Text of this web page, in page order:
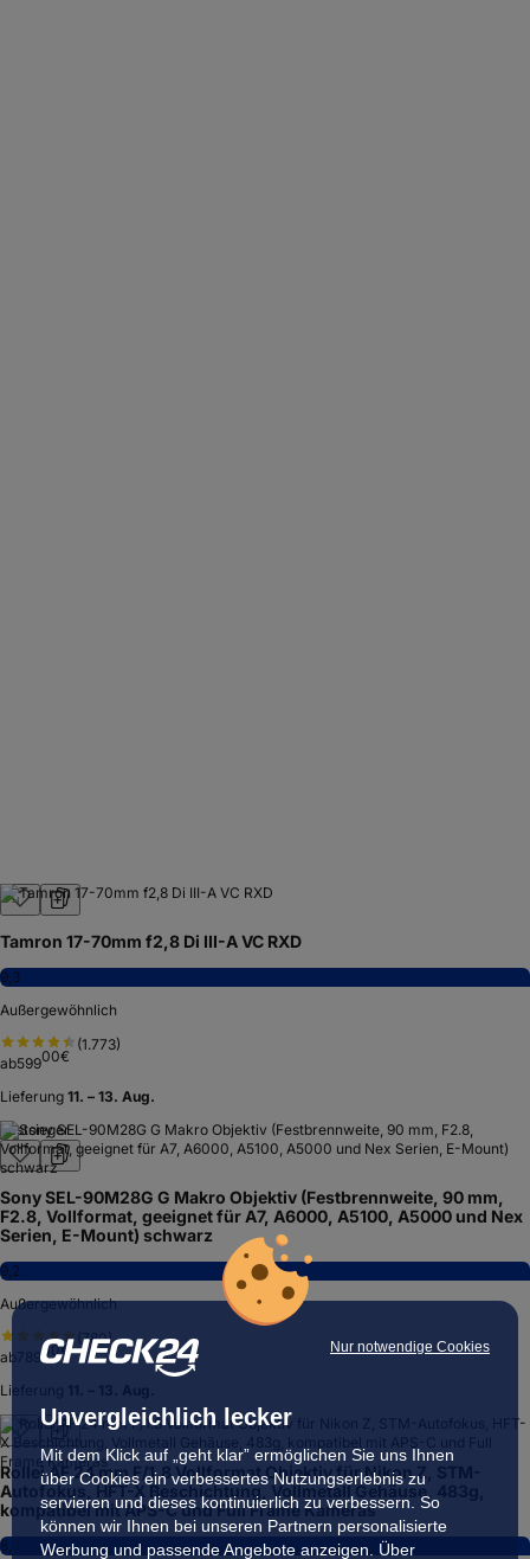
Nur notwendige Cookies
Unvergleichlich lecker
Mit dem Klick auf „geht klar” ermöglichen Sie uns Ihnen
über Cookies ein verbessertes Nutzungserlebnis zu
servieren und dieses kontinuierlich zu verbessern. So
können wir Ihnen bei unseren Partnern personalisierte
Werbung und passende Angebote anzeigen. Über
Tamron 17-70mm f2,8 Di III-A VC RXD
9,3
Außergewöhnlich
(1.773)
ab59900€
Lieferung 11. – 13. Aug.
Testsieger
Sony SEL-90M28G G Makro Objektiv (Festbrennweite, 90 mm,
F2.8, Vollformat, geeignet für A7, A6000, A5100, A5000 und Nex
Serien, E-Mount) schwarz
9,2
Außergewöhnlich
780)
ab
78900€
Lieferung
Rollei AF 24 mm F/1.8 Vollformat Objektiv für Nikon Z, STM-
Autofokus, HFT-X Beschichtung, Vollmetall Gehäuse, 483g,
kompatibel mit APS-C und Full Frame Kameras
8,8